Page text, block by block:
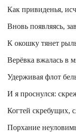
Как привиденья,
Вновь появляясь,
К окошку тянет
Верёвка вжалась в
Удерживая флот
И я проснулся:
Когтей скребущих,
Порхание